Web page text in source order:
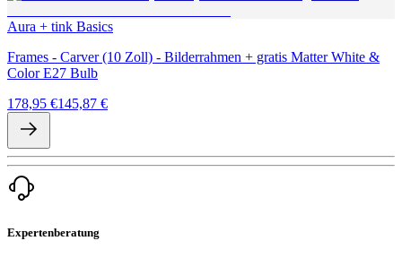
Aura + tink Basics
Frames - Carver (10 Zoll) - Bilderrahmen + gratis Matter White &
Color E27 Bulb
178,95 €145,87 €
Expertenberatung